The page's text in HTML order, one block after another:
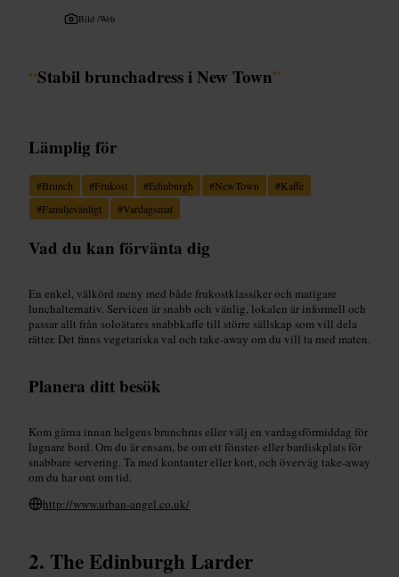
Bild /Web
“Stabil brunchadress i New Town”
Lämplig för
#Brunch #Frukost #Edinburgh #NewTown #Kaffe
#Familjevänligt #Vardagsmat
Vad du kan förvänta dig
En enkel, välkörd meny med både frukostklassiker och matigare
lunchalternativ. Servicen är snabb och vänlig, lokalen är informell och
passar allt från soloätares snabbkaffe till större sällskap som vill dela
rätter. Det finns vegetariska val och take-away om du vill ta med maten.
Planera ditt besök
Kom gärna innan helgens brunchrus eller välj en vardagsförmiddag för
lugnare bord. Om du är ensam, be om ett fönster- eller bardiskplats för
snabbare servering. Ta med kontanter eller kort, och överväg take-away
om du har ont om tid.
http://www.urban-angel.co.uk/
The Edinburgh Larder